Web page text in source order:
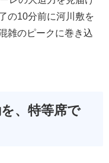
の10分前に河川敷を
雑のピークに巻き込
、特等席で